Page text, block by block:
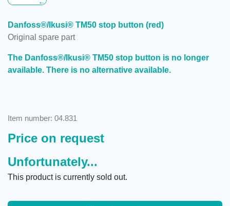
Danfoss®/Ikusi® TM50 stop button (red)
Original spare part
The Danfoss®/Ikusi® TM50 stop button is no longer
available. There is no alternative available.
Item number: 04.831
Price on request
Unfortunately...
This product is currently sold out.